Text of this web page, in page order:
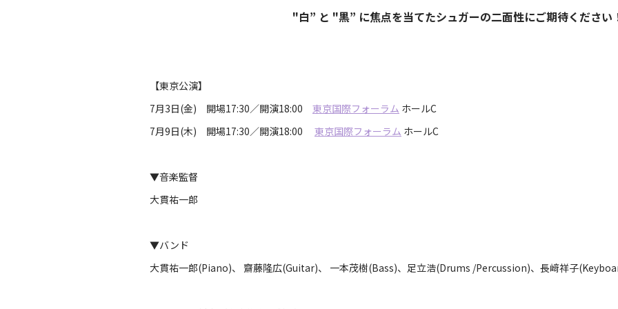
"白” と "黒” に焦点を当てたシュガーの二面性にご期待ください
【東京公演】
7月3日(金) 開場17:30／開演18:00 東京国際フォーラム ホールC
7月9日(木) 開場17:30／開演18:00 東京国際フォーラム ホールC
▼音楽監督
大貫祐一郎
▼バンド
大貫祐一郎(Piano)、 齋藤隆広(Guitar)、 一本茂樹(Bass)、足立浩(Drums /Percussion)、長﨑祥子